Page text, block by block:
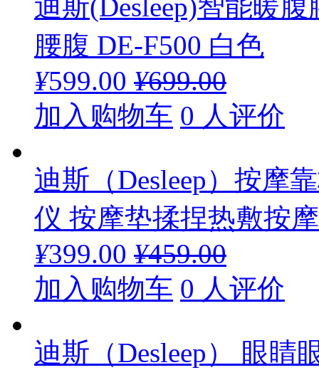
迪斯(Desleep)智能暖
腰腹 DE-F500 白色
¥599.00 ¥699.00
加入购物车 0 人评价
迪斯（Desleep）按摩
仪 按摩垫揉捏热敷按
¥399.00 ¥459.00
加入购物车 0 人评价
迪斯（Desleep） 眼睛